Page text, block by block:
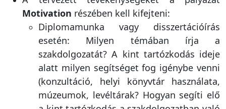
Motivationrészében kell kifejteni:
Diplomamunka vagy disszertációírás
esetén: Milyen témában írja a
szakdolgozatát? A kint tartózkodás ideje
alatt milyen segítséget fog igénybe venni
(konzultáció, helyi könyvtár használata,
múzeumok, levéltárak? Hogyan segíti elő
a kint tartózkodás a szakdolgozatban való